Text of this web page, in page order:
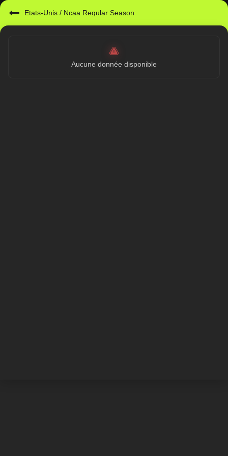
Etats-Unis / Ncaa Regular Season
Aucune donnée disponible